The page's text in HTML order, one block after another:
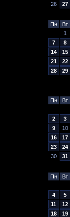
26
27
Пн
Вт
1
7
8
14
15
21
22
28
29
Пн
Вт
2
3
9
10
16
17
23
24
30
31
Пн
Вт
4
5
11
12
18
19